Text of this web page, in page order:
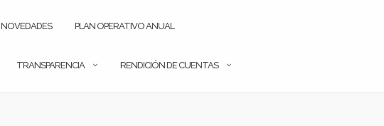
NOVEDADES PLAN OPERATIVO ANUAL
TRANSPARENCIA RENDICIÓN DE CUENTAS